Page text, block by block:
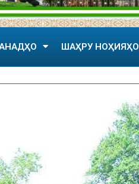
ШАҲРУ НОҲИЯҲО